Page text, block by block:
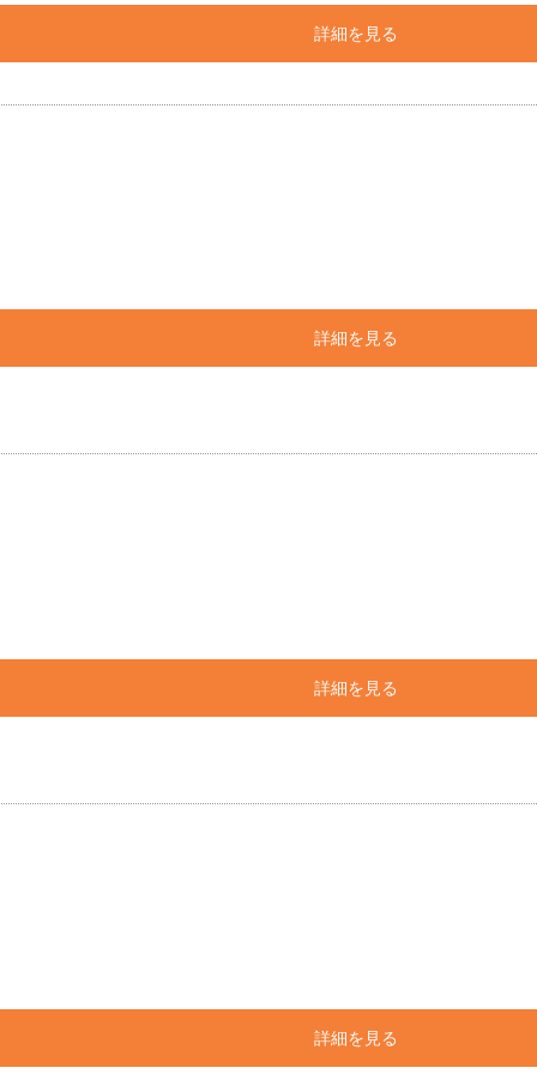
詳細を見る
詳細を見る
詳細を見る
詳細を見る